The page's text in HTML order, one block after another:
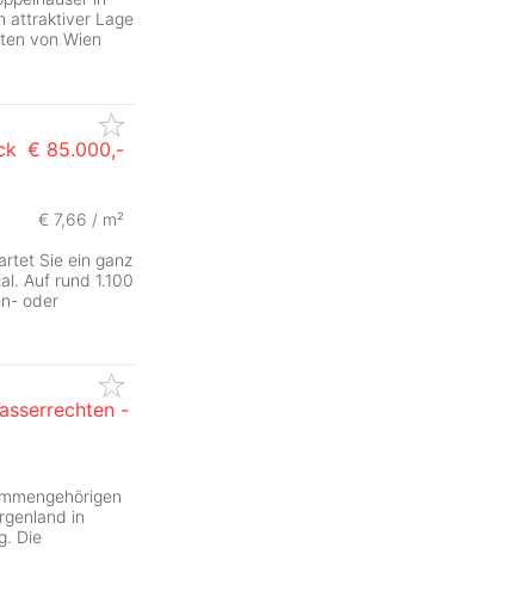
attraktiver Lage
von Wien
€ 85.000,-
€ 7,66 / m²
Sie ein ganz
Auf rund 1.100
oder
-
in
Die